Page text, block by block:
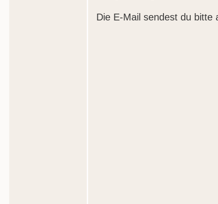
Die E-Mail sendest du bitte